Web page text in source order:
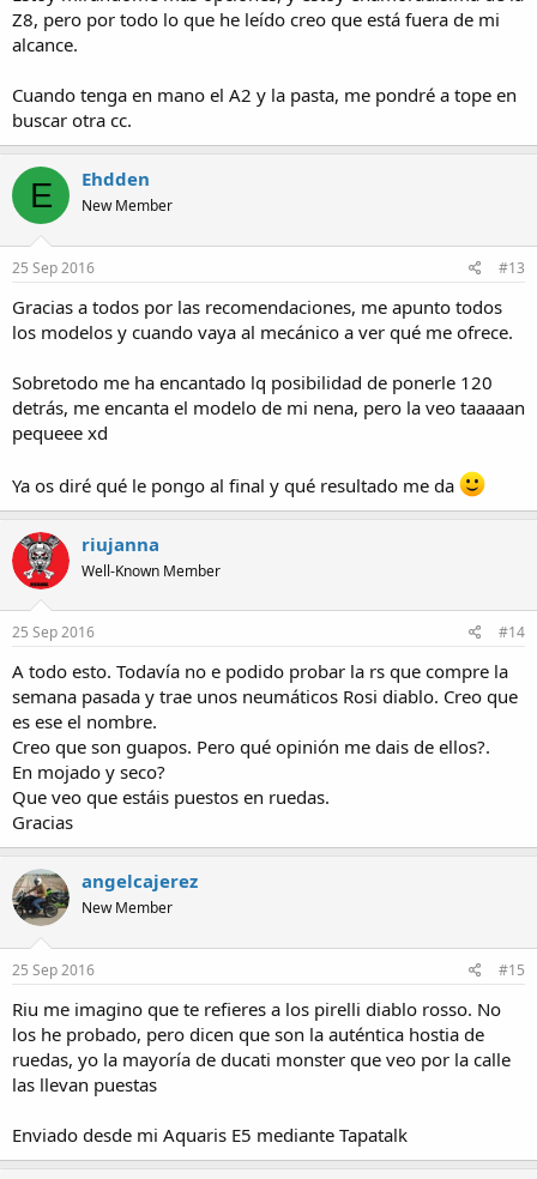
Z8, pero por todo lo que he leído creo que está fuera de mi
alcance.
Cuando tenga en mano el A2 y la pasta, me pondré a tope en
buscar otra cc.
E Ehdden
New Member
25 Sep 2016 #13
Gracias a todos por las recomendaciones, me apunto todos
los modelos y cuando vaya al mecánico a ver qué me ofrece.
Sobretodo me ha encantado lq posibilidad de ponerle 120
detrás, me encanta el modelo de mi nena, pero la veo taaaaan
pequeee xd
Ya os diré qué le pongo al final y qué resultado me da
riujanna
Well-Known Member
25 Sep 2016 #14
A todo esto. Todavía no e podido probar la rs que compre la
semana pasada y trae unos neumáticos Rosi diablo. Creo que
es ese el nombre.
Creo que son guapos. Pero qué opinión me dais de ellos?.
En mojado y seco?
Que veo que estáis puestos en ruedas.
Gracias
angelcajerez
New Member
25 Sep 2016 #15
Riu me imagino que te refieres a los pirelli diablo rosso. No
los he probado, pero dicen que son la auténtica hostia de
ruedas, yo la mayoría de ducati monster que veo por la calle
las llevan puestas
Enviado desde mi Aquaris E5 mediante Tapatalk